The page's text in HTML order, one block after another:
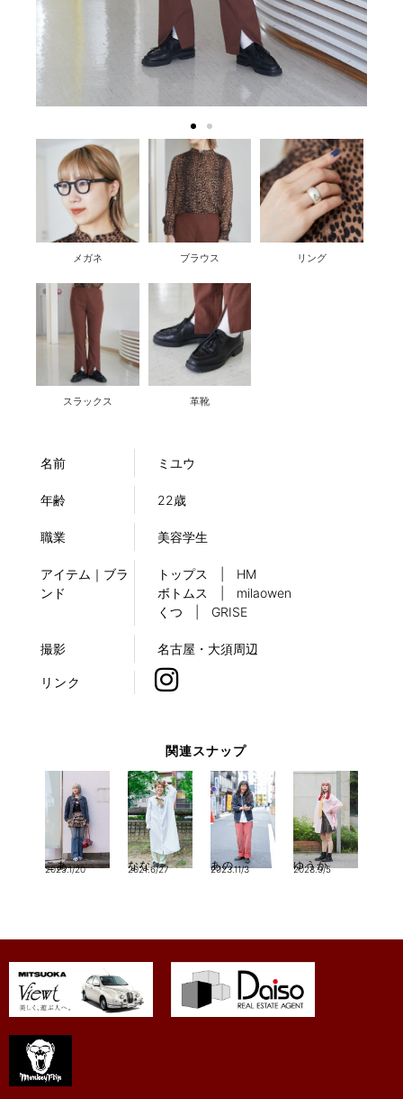
メガネ ブラウス リング
スラックス 革靴
名前 ミユウ
年齢 22歳
職業 美容学生
アイテム｜ブラ
ンド
トップス | HM
ボトムス | milaowen
くつ | GRISE
撮影 名古屋・大須周辺
リンク
関連スナップ
こあ
2025.1/20 なな
2021.6/27 あの
2023.11/3 ゆうか
2023.9/5